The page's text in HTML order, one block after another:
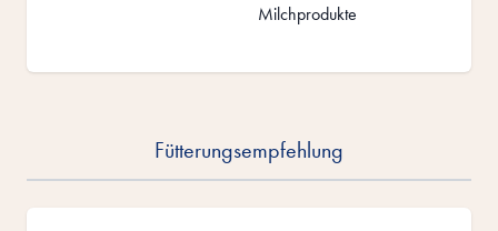
Milchprodukte
Fütterungsempfehlung